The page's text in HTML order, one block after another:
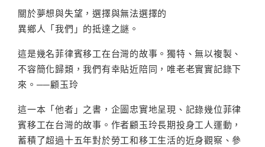
關於夢想與失望，選擇與無法選擇的
異鄉人「我們」的抵達之謎。
這是幾名菲律賓移工在台灣的故事。獨特、無以複製、
不容簡化歸類，我們有幸貼近陪同，唯老老實實記錄下
來。──顧玉玲
這一本「他者」之書，企圖忠實地呈現、記錄幾位菲律
賓移工在台灣的故事。作者顧玉玲長期投身工人運動，
蓄積了超過十五年對於勞工和移工生活的近身觀察、參